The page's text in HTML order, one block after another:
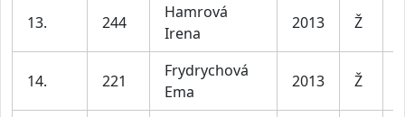
13. 244
Hamrová
Irena
2013 Ž
14. 221
Frydrychová
Ema
2013 Ž